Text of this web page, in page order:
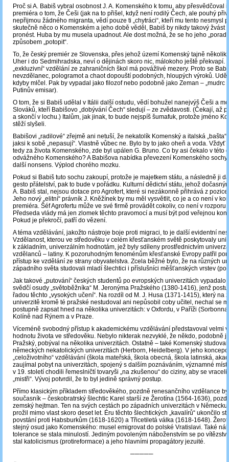
Proč si A. Babiš vybral osobnost J. A. Komenského k tomu, aby přesvědčoval
premiéra o tom, že Češi (jak na to přišel, když není rodilý Čech, ale pouhý
nepřijmou žádného migranta, vědí pouze ti „chytráci“, kteří mu tento nesmysl
skutečně něco o Komenském a jeho době věděl, Babiš by nikdy takový žvást
pronést. Huba by mu musela upadnout. Ale dost možná, že se ho jeho
způsobem „potopit“.
To, že český premiér ze Slovenska, přes jehož území Komenský tajně
Uher i do Sedmihradska, neví o dějinách skoro nic, málokoho ještě překvapí.
„exkluzivní“ vzdělání ze zahraničních škol má povážlivé mezery. Proto se
nevzdělanec, pologramot a chaot dopouští podobných, hloupých výroků.
kdyby mlčel. Pak by vypadal jako filozof nebo podobně jako Zeman – „mudrc
Putinův emisar).
O tom, že si Babiš udělal v Itálii další ostudu, vědí bohužel nanejvýš Češi a
Slováků, kteří Babišovo „dobývání Čech“ sledují – ze zvědavosti. (Čekají, až
a skončí v lochu.) Italům, jak jinak, to bude nejspíš šumafuk, protože jméno
stěží slyšeli.
Babišovi „radilové“ zřejmě ani netuší, že nekatolík Komenský a italská
jaksi k sobě „nepasují“. Vlastně vůbec ne. Bylo by to jako oheň a voda. Vždyť
tedy za života Komenského, zde byl upálen G. Bruno. Co by asi čekalo v této
odvážného Komenského? A Babišova nabídka převezení Komenského sochy
další nonsens. Výplod chorého mozku.
Pokud si Babiš tuto sochu zakoupí, protože je majetkem státu, a následně ji
gesto přátelství, pak to bude v pořádku. Kulturní dědictví státu, jehož
A. Babiš stal, nejsou dotace pro Agrofert, které si nezákonně přihrává z
Jeho nový „elitní“ právník J. Kněžínek by mu měl vysvětlit, co je a co není v
premiéra. Šéf Agrofertu může ve své firmě provádět cokoliv, co není v rozporu
Předseda vlády má jen zlomek těchto pravomocí a musí být pod veřejnou
Pokud je překročí, patří do vězení.
A téma vzdělávání, jakožto nástroje boje proti migraci, to je další evidentní
Vzdělanost, kterou ve středověku v celém křesťanském světě poskytovaly
k základním, univerzálním hodnotám, jež byly sdíleny prostřednictvím
vzdělanců – latiny. K pozoruhodným fenoménům křesťanské Evropy patřil
přístup ke vzdělání ze strany obyvatelstva. Zcela běžné bylo, že na různých
západního světa studovali mladí šlechtici i příslušníci měšťanských vrstev
Jak takové „putování“ českých studentů po evropských univerzitách
svědčí osudy „světoběžníka“ M. Jeronýma Pražského (1380-1416), jenž
řadou těchto „vysokých učení“. Na rozdíl od M. J. Husa (1371-1415), který na
univerzitě kromě té pražské nestudoval ani nepůsobil coby učitel, nechal se
postupně zapsat hned na několika univerzitách: v Oxfordu, v Paříži
Kolíně nad Rýnem a v Praze.
Víceméně svobodný přístup k akademickému vzdělávání představoval velmi
hodnotu života ve středověku. Nebylo nikterak nezvyklé, že někdo, podobně
Pražský, pobýval na několika univerzitách. Ostatně – také Komenský
německých nekatolických univerzitách (Herborn, Heidelberg). V jeho koncepci
„celoživotního“ vzdělávání (škola mateřská, škola obecná, škola latinská,
zaujímal pobyt na univerzitách, spojený s dalším poznáváním, významné
v 19. století chodili řemeslničtí tovaryši „na zkušenou“ do ciziny, aby se
„mistři“. Vývoj potvrdil, že to byl jedině správný postup.
Přímo klasickým příkladem středověkého, pozdně renesančního vzdělance
současník – českobratrský šlechtic Karel starší ze Žerotína (1564-1636),
zemský hejtman. Ten na svých cestách po západních univerzitách v
prožil mimo vlast skoro deset let. Éru těchto šlechtických „kavalírů“ ukončilo
povstání proti Habsburkům (1618-1620) a Třicetiletá válka (1618-1648).
stejný osud jako Komenského: musel emigrovat do polské Vratislavi. Také
tolerance se stala minulostí. Jediným povoleným náboženstvím se po
stal katolicismus (protireformace) a jeho hlavními propagátory jezuité.
─────